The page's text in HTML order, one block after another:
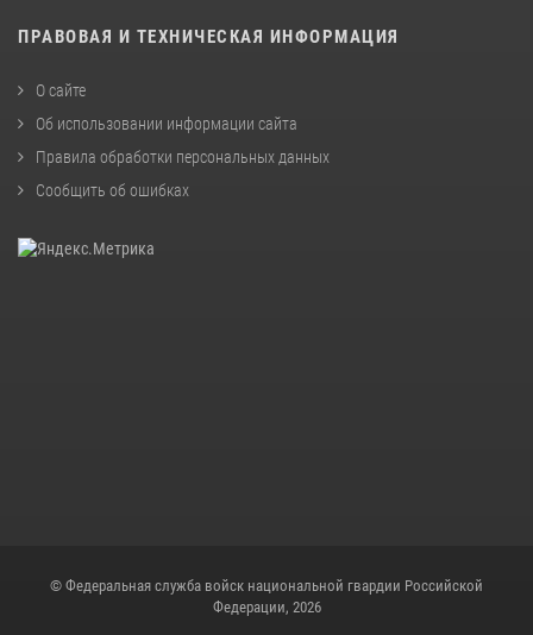
ПРАВОВАЯ И ТЕХНИЧЕСКАЯ ИНФОРМАЦИЯ
О сайте
Об использовании информации сайта
Правила обработки персональных данных
Сообщить об ошибках
© Федеральная служба войск национальной гвардии Российской
Федерации, 2026